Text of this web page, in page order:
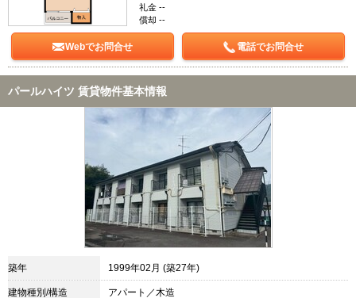
礼金 --
償却 --
Webでお問合せ 電話でお問合せ
パールハイツ 賃貸物件基本情報
築年 1999年02月 (築27年)
建物種別/構造 アパート／木造